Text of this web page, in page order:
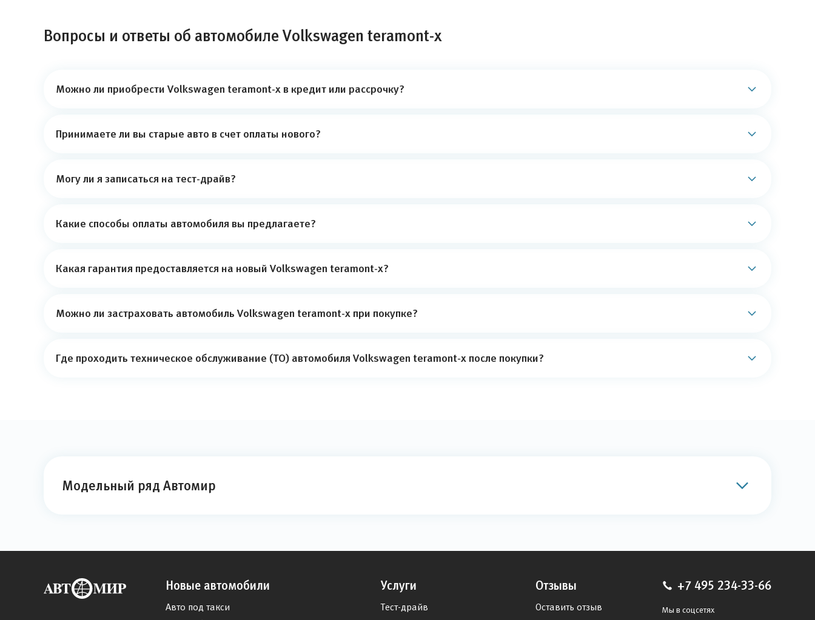
Вопросы и ответы об автомобиле Volkswagen teramont-x
Можно ли приобрести Volkswagen teramont-x в кредит или рассрочку?
Принимаете ли вы старые авто в счет оплаты нового?
Могу ли я записаться на тест-драйв?
Какие способы оплаты автомобиля вы предлагаете?
Какая гарантия предоставляется на новый Volkswagen teramont-x?
Можно ли застраховать автомобиль Volkswagen teramont-x при покупке?
Где проходить техническое обслуживание (ТО) автомобиля Volkswagen teramont-x после покупки?
Модельный ряд Автомир
Новые автомобили
Авто под такси
Услуги
Тест-драйв
Отзывы
Оставить отзыв
+7 495 234-33-66
Мы в соцсетях